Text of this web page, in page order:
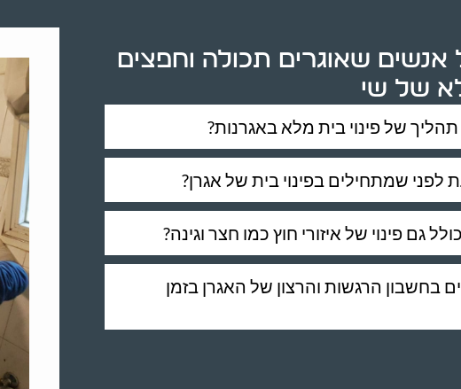
אנשים שאוגרים תכולה וחפצים
של שי
של פינוי בית מלא באגרנות?
שמתחילים בפינוי בית של אגרן?
גם פינוי של איזורי חוץ כמו חצר וגינה?
בחשבון הרגשות והרצון של האגרן בזמן